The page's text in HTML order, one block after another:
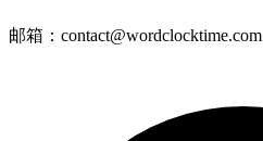
邮箱：contact@wordclocktime.com